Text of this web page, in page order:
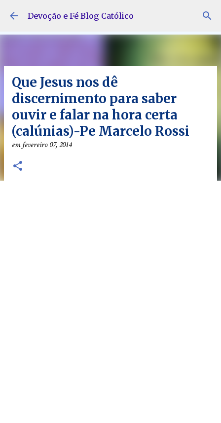
Pular para o conteúdo principal
Devoção e Fé Blog Católico
Que Jesus nos dê
discernimento para saber
ouvir e falar na hora certa
(calúnias)-Pe Marcelo Rossi
emfevereiro 07, 2014